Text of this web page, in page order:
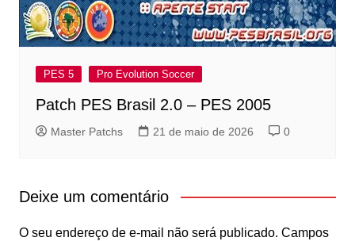
PES 5 Pro Evolution Soccer
Patch PES Brasil 2.0 – PES 2005
Master Patchs 21 de maio de 2026 0
Deixe um comentário
O seu endereço de e-mail não será publicado. Campos